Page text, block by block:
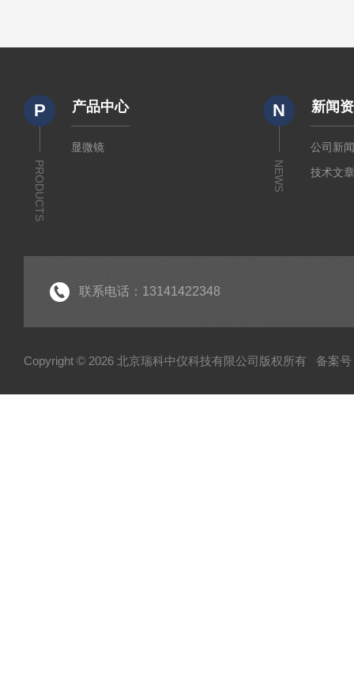
P
PRODUCTS
产品中心
显微镜
N
NEWS
新闻
公司新
技术文
联系电话：13141422348
Copyright © 2026 北京瑞科中仪科技有限公司版权所有 备案号